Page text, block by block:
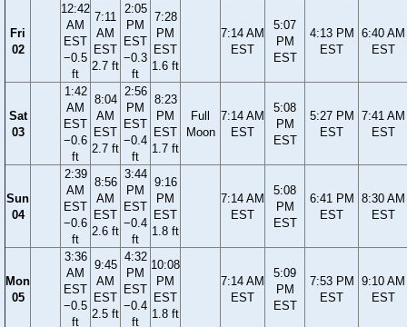
Fri
02
12:42
AM
EST
−0.5
ft
7:11
AM
EST
2.7 ft
2:05
PM
EST
−0.3
ft
7:28
PM
EST
1.6 ft
7:14 AM
EST
5:07
PM
EST
4:13 PM
EST
6:40 AM
EST
Sat
03
1:42
AM
EST
−0.6
ft
8:04
AM
EST
2.7 ft
2:56
PM
EST
−0.4
ft
8:23
PM
EST
1.7 ft
Full
Moon
7:14 AM
EST
5:08
PM
EST
5:27 PM
EST
7:41 AM
EST
Sun
04
2:39
AM
EST
−0.6
ft
8:56
AM
EST
2.6 ft
3:44
PM
EST
−0.4
ft
9:16
PM
EST
1.8 ft
7:14 AM
EST
5:08
PM
EST
6:41 PM
EST
8:30 AM
EST
Mon
05
3:36
AM
EST
−0.5
ft
9:45
AM
EST
2.5 ft
4:32
PM
EST
−0.4
ft
10:08
PM
EST
1.8 ft
7:14 AM
EST
5:09
PM
EST
7:53 PM
EST
9:10 AM
EST